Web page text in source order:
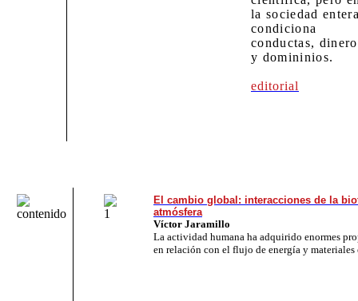
la sociedad
condiciona
conductas,
y domininios.
editorial
El cambio global: interacciones de la
atmósfera
Víctor Jaramillo
La actividad humana ha adquirido enormes
en relación con el flujo de energía y materiales